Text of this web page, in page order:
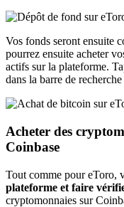
Vos fonds seront ensuite
pourrez ensuite acheter
actifs sur la plateforme.
dans la barre de
Acheter des
Coinbase
Tout comme pour eToro,
plateforme et faire
cryptomonnaies sur